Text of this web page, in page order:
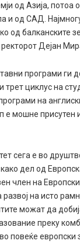
од Азија, потоа
и од САД.
од балканските
ректорот Дејан
програми ги
трет циклус на
на
мошне присутен
сега е во
дел од
член на
на исто
можат да
преку
повеќе европски